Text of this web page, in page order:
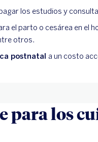
los estudios y
el parto o cesárea en el
otros.
postnatal a un costo
para los